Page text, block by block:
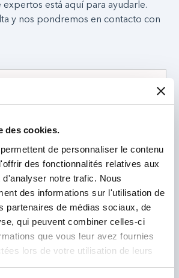
des cookies.
de personnaliser le contenu
des fonctionnalités relatives aux
notre trafic. Nous
des informations sur l'utilisation de
partenaires de médias sociaux, de
qui peuvent combiner celles-ci
que vous leur avez fournies
lors de votre utilisation de leurs
está aquí para ayudarle.
y nos pondremos en contacto con
política de privacidad.*